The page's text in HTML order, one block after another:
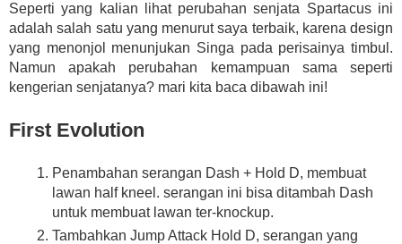
Seperti yang kalian lihat perubahan senjata Spartacus ini
adalah salah satu yang menurut saya terbaik, karena design
yang menonjol menunjukan Singa pada perisainya timbul.
Namun apakah perubahan kemampuan sama seperti
kengerian senjatanya? mari kita baca dibawah ini!
First Evolution
Penambahan serangan Dash + Hold D, membuat
lawan half kneel. serangan ini bisa ditambah Dash
untuk membuat lawan ter-knockup.
Tambahkan Jump Attack Hold D, serangan yang